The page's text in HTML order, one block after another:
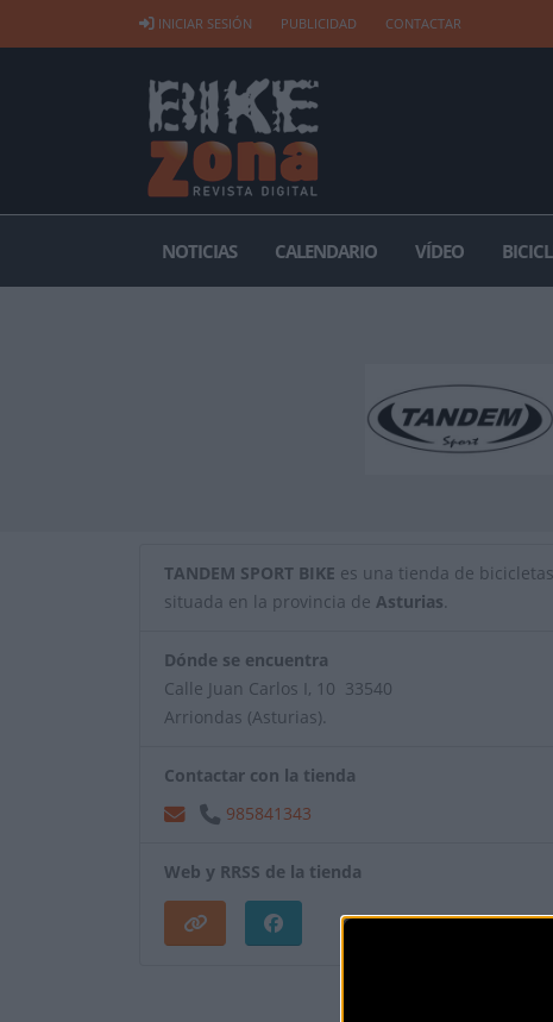
INICIAR SESIÓN PUBLICIDAD CONTACTAR
NOTICIAS CALENDARIO VÍDEO
TANDEM SPORT BIKE es una tienda de
situada en la provincia de Asturias.
Dónde se encuentra
Calle Juan Carlos I, 10 33540
Arriondas (Asturias).
Contactar con la tienda
985841343
Web y RRSS de la tienda
¿Eres el